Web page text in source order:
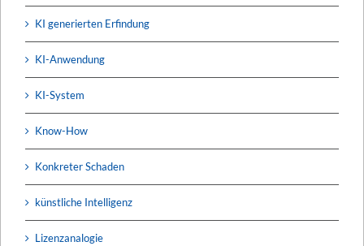
KI generierten Erfindung
KI-Anwendung
KI-System
Know-How
Konkreter Schaden
künstliche Intelligenz
Lizenzanalogie